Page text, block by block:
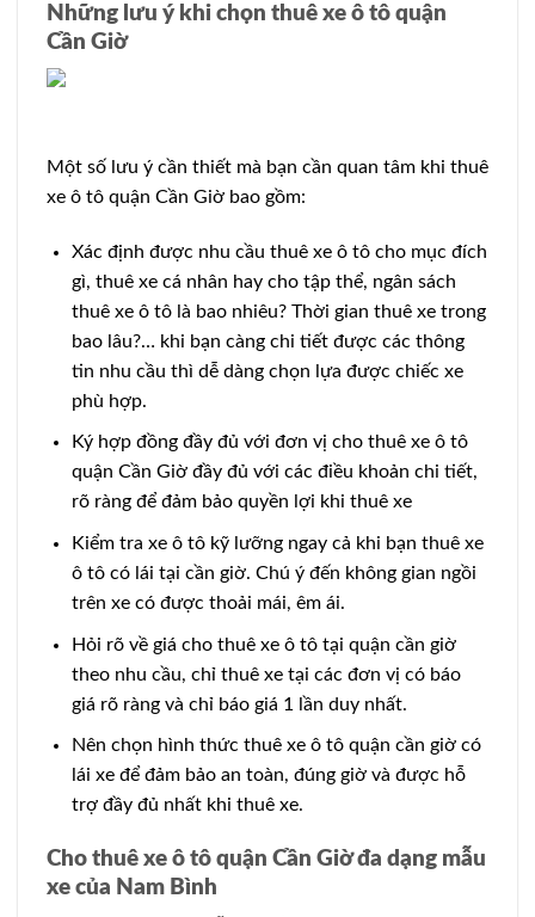
Những lưu ý khi chọn thuê xe ô tô quận
Cần Giờ
Một số lưu ý cần thiết mà bạn cần quan tâm khi thuê
xe ô tô quận Cần Giờ bao gồm:
Xác định được nhu cầu thuê xe ô tô cho mục đích
gì, thuê xe cá nhân hay cho tập thể, ngân sách
thuê xe ô tô là bao nhiêu? Thời gian thuê xe trong
bao lâu?… khi bạn càng chi tiết được các thông
tin nhu cầu thì dễ dàng chọn lựa được chiếc xe
phù hợp.
Ký hợp đồng đầy đủ với đơn vị cho thuê xe ô tô
quận Cần Giờ đầy đủ với các điều khoản chi tiết,
rõ ràng để đảm bảo quyền lợi khi thuê xe
Kiểm tra xe ô tô kỹ lưỡng ngay cả khi bạn thuê xe
ô tô có lái tại cần giờ. Chú ý đến không gian ngồi
trên xe có được thoải mái, êm ái.
Hỏi rõ về giá cho thuê xe ô tô tại quận cần giờ
theo nhu cầu, chỉ thuê xe tại các đơn vị có báo
giá rõ ràng và chỉ báo giá 1 lần duy nhất.
Nên chọn hình thức thuê xe ô tô quận cần giờ có
lái xe để đảm bảo an toàn, đúng giờ và được hỗ
trợ đầy đủ nhất khi thuê xe.
Cho thuê xe ô tô quận Cần Giờ đa dạng mẫu
xe của Nam Bình